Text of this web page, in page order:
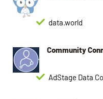
data.world
Community
AdStage Data